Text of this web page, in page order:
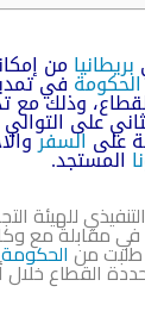
بريطانيامن
الحكومة في
وذلك مع
على
علىالسفر
المستجد.
للهيئة
في مقابلة مع
طلبت منالحكومة
القطاع خلال